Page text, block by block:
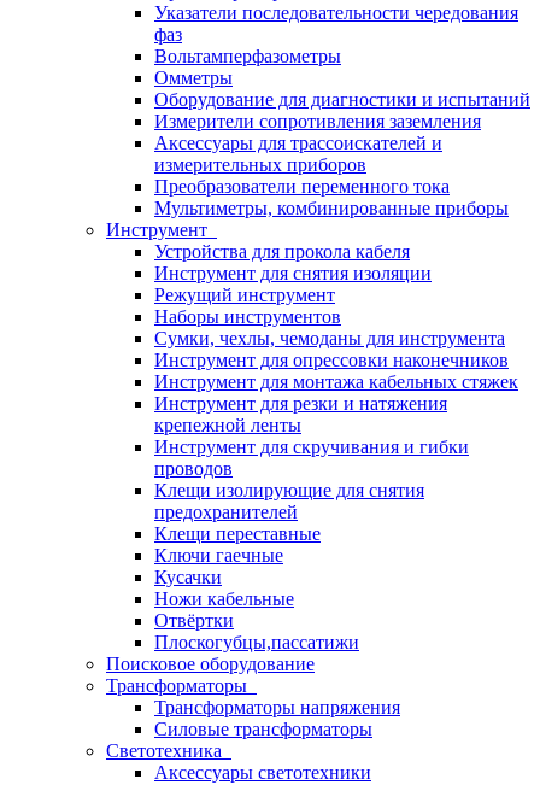
Указатели последовательности чередования
фаз
Вольтамперфазометры
Омметры
Оборудование для диагностики и испытаний
Измерители сопротивления заземления
Аксессуары для трассоискателей и
измерительных приборов
Преобразователи переменного тока
Мультиметры, комбинированные приборы
Инструмент
Устройства для прокола кабеля
Инструмент для снятия изоляции
Режущий инструмент
Наборы инструментов
Сумки, чехлы, чемоданы для инструмента
Инструмент для опрессовки наконечников
Инструмент для монтажа кабельных стяжек
Инструмент для резки и натяжения
крепежной ленты
Инструмент для скручивания и гибки
проводов
Клещи изолирующие для снятия
предохранителей
Клещи переставные
Ключи гаечные
Кусачки
Ножи кабельные
Отвёртки
Плоскогубцы,пассатижи
Поисковое оборудование
Трансформаторы
Трансформаторы напряжения
Силовые трансформаторы
Светотехника
Аксессуары светотехники